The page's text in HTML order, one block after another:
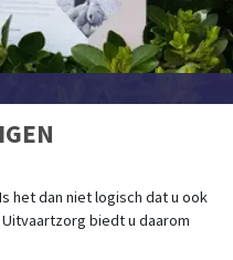
het dan niet logisch dat u ook
biedt u daarom